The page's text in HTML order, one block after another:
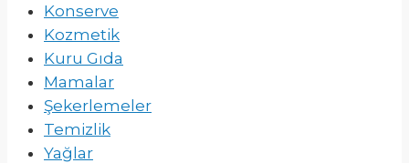
Konserve
Kozmetik
Kuru Gıda
Mamalar
Şekerlemeler
Temizlik
Yağlar